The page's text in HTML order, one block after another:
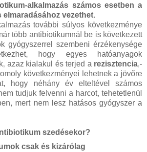
alkalmazás számos esetben a
elmaradásához vezethet.
további súlyos következménye
több antibiotikumnál be is következett
gyógyszerrel szembeni érzékenysége
hogy egyes hatóanyagok
azaz kialakul és terjed a rezisztencia,-
következményei lehetnek a jövőre
hogy néhány év elteltével számos
tudjuk felvenni a harcot, tehetetlenül
mert nem lesz hatásos gyógyszer a
szedésekor?
csak és kizárólag